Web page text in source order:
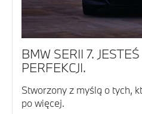
BMW SERII 7.
PERFEKCJI.
Stworzony z myślą o tych,
po więcej.